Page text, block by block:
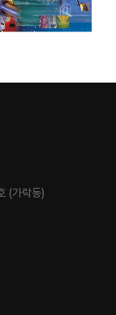
(가락동)